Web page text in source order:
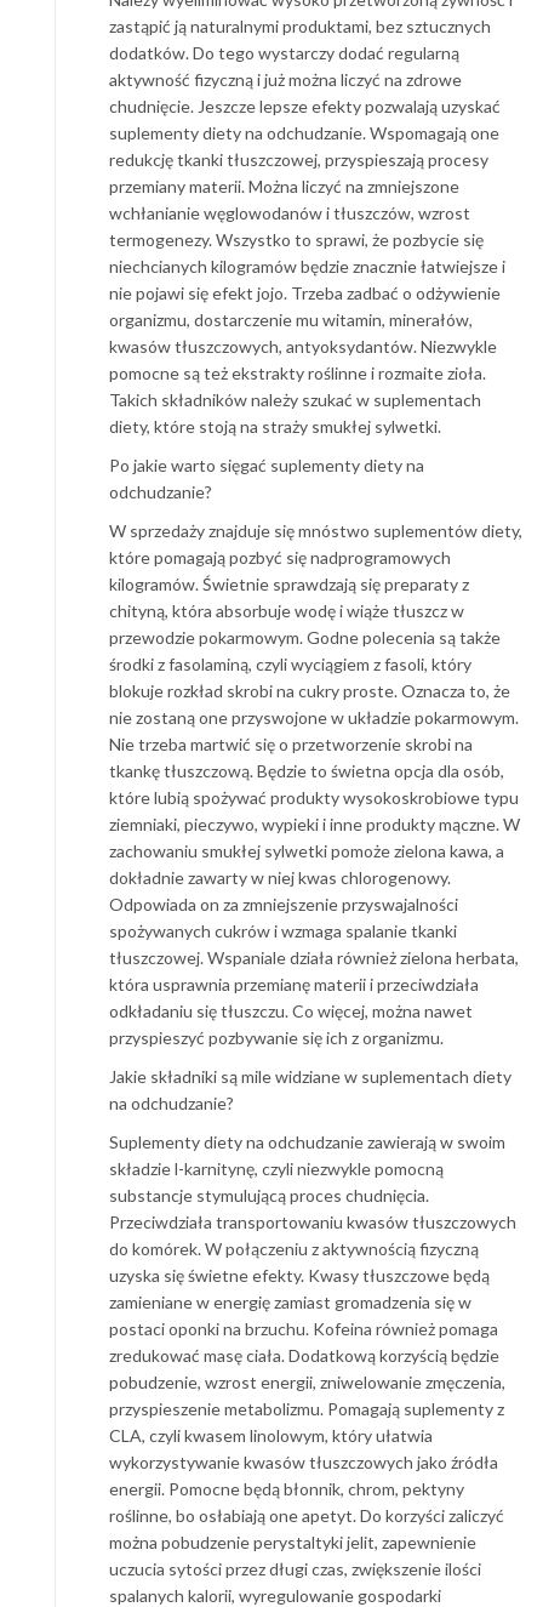
zastąpić ją naturalnymi produktami, bez sztucznych
dodatków. Do tego wystarczy dodać regularną
aktywność fizyczną i już można liczyć na zdrowe
chudnięcie. Jeszcze lepsze efekty pozwalają uzyskać
suplementy diety na odchudzanie. Wspomagają one
redukcję tkanki tłuszczowej, przyspieszają procesy
przemiany materii. Można liczyć na zmniejszone
wchłanianie węglowodanów i tłuszczów, wzrost
termogenezy. Wszystko to sprawi, że pozbycie się
niechcianych kilogramów będzie znacznie łatwiejsze i
nie pojawi się efekt jojo. Trzeba zadbać o odżywienie
organizmu, dostarczenie mu witamin, minerałów,
kwasów tłuszczowych, antyoksydantów. Niezwykle
pomocne są też ekstrakty roślinne i rozmaite zioła.
Takich składników należy szukać w suplementach
diety, które stoją na straży smukłej sylwetki.
Po jakie warto sięgać suplementy diety na
odchudzanie?
W sprzedaży znajduje się mnóstwo suplementów diety,
które pomagają pozbyć się nadprogramowych
kilogramów. Świetnie sprawdzają się preparaty z
chityną, która absorbuje wodę i wiąże tłuszcz w
przewodzie pokarmowym. Godne polecenia są także
środki z fasolaminą, czyli wyciągiem z fasoli, który
blokuje rozkład skrobi na cukry proste. Oznacza to, że
nie zostaną one przyswojone w układzie pokarmowym.
Nie trzeba martwić się o przetworzenie skrobi na
tkankę tłuszczową. Będzie to świetna opcja dla osób,
które lubią spożywać produkty wysokoskrobiowe typu
ziemniaki, pieczywo, wypieki i inne produkty mączne. W
zachowaniu smukłej sylwetki pomoże zielona kawa, a
dokładnie zawarty w niej kwas chlorogenowy.
Odpowiada on za zmniejszenie przyswajalności
spożywanych cukrów i wzmaga spalanie tkanki
tłuszczowej. Wspaniale działa również zielona herbata,
która usprawnia przemianę materii i przeciwdziała
odkładaniu się tłuszczu. Co więcej, można nawet
przyspieszyć pozbywanie się ich z organizmu.
Jakie składniki są mile widziane w suplementach diety
na odchudzanie?
Suplementy diety na odchudzanie zawierają w swoim
składzie l-karnitynę, czyli niezwykle pomocną
substancje stymulującą proces chudnięcia.
Przeciwdziała transportowaniu kwasów tłuszczowych
do komórek. W połączeniu z aktywnością fizyczną
uzyska się świetne efekty. Kwasy tłuszczowe będą
zamieniane w energię zamiast gromadzenia się w
postaci oponki na brzuchu. Kofeina również pomaga
zredukować masę ciała. Dodatkową korzyścią będzie
pobudzenie, wzrost energii, zniwelowanie zmęczenia,
przyspieszenie metabolizmu. Pomagają suplementy z
CLA, czyli kwasem linolowym, który ułatwia
wykorzystywanie kwasów tłuszczowych jako źródła
energii. Pomocne będą błonnik, chrom, pektyny
roślinne, bo osłabiają one apetyt. Do korzyści zaliczyć
można pobudzenie perystaltyki jelit, zapewnienie
uczucia sytości przez długi czas, zwiększenie ilości
spalanych kalorii, wyregulowanie gospodarki